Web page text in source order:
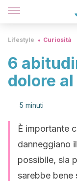
Lifestyle Curiosità
6
dolore
5 minuti
È importante
danneggiano
possibile, sia
sarebbe bene